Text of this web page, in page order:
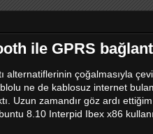
ile GPRS
çoğalmasıyla
ne de kablosuz internet
Uzun zamandır göz ardı
8.10 Interpid Ibex x86